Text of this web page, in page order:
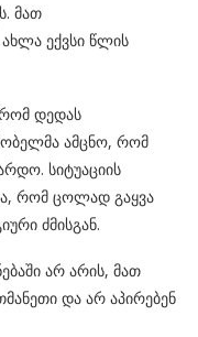
მათ
ექვსი წლის
დედას
ამცნო, რომ
სიტუაციის
რომ ცოლად გაყვა
ძმისგან.
არ არის, მათ
და არ აპირებენ